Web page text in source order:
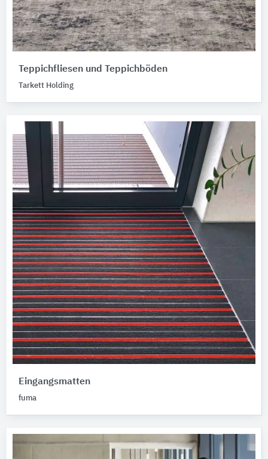
Teppichfliesen und Teppichböden
Tarkett Holding
Eingangsmatten
fuma